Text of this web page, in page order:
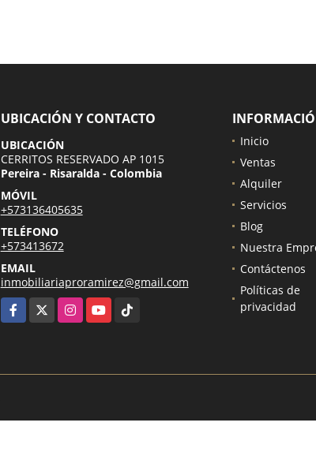
UBICACIÓN Y CONTACTO
UBICACIÓN
CERRITOS RESERVADO AP 1015
Pereira - Risaralda - Colombia
MÓVIL
+573136405635
TELÉFONO
+573413672
EMAIL
inmobiliariaproramirez@gmail.com
Facebook
InstagramYouTubeTikTok
Inicio
Ventas
Alquiler
Servicios
Blog
Nuestra
Contáctenos
Políticas de
privacidad